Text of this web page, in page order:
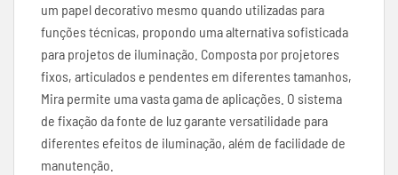
um papel decorativo mesmo quando utilizadas para
funções técnicas, propondo uma alternativa sofisticada
para projetos de iluminação. Composta por projetores
fixos, articulados e pendentes em diferentes tamanhos,
Mira permite uma vasta gama de aplicações. O sistema
de fixação da fonte de luz garante versatilidade para
diferentes efeitos de iluminação, além de facilidade de
manutenção.